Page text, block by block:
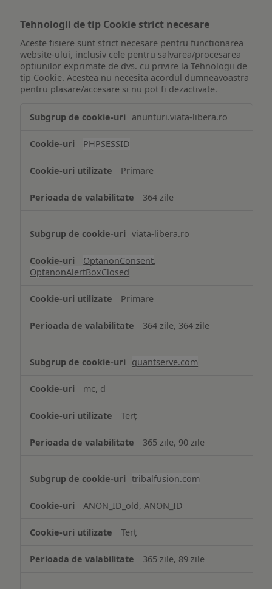
Tehnologii de tip Cookie strict necesare
Aceste fisiere sunt strict necesare pentru functionarea
website-ului, inclusiv cele pentru salvarea/procesarea
optiunilor exprimate de dvs. cu privire la Tehnologii de
tip Cookie. Acestea nu necesita acordul dumneavoastra
pentru plasare/accesare si nu pot fi dezactivate.
de
Cookie
necesare
anunturi.viata-libera.ro
PHPSESSID
Primare
364 zile
viata-libera.ro
OptanonConsent,
OptanonAlertBoxClosed
Primare
364 zile, 364 zile
quantserve.com
mc, d
Terț
365 zile, 90 zile
tribalfusion.com
ANON_ID_old, ANON_ID
Terț
365 zile, 89 zile